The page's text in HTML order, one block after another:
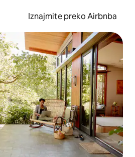
Iznajmite preko Airbnba